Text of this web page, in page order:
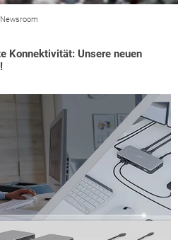
Newsroom
Konnektivität: Unsere neuen